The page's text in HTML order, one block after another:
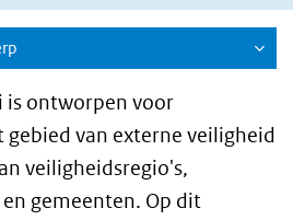
is ontworpen voor
gebied van externe veiligheid
veiligheidsregio's,
gemeenten. Op dit